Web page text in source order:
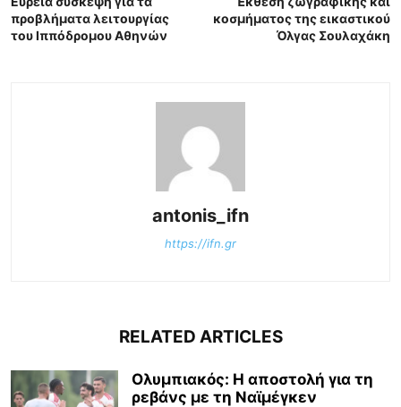
προβλήματα λειτουργίας
του Ιππόδρομου Αθηνών
κοσμήματος της εικαστικού
Όλγας Σουλαχάκη
antonis_ifn
https://ifn.gr
RELATED ARTICLES
Ολυμπιακός: Η αποστολή για τη
ρεβάνς με τη Ναϊμέγκεν